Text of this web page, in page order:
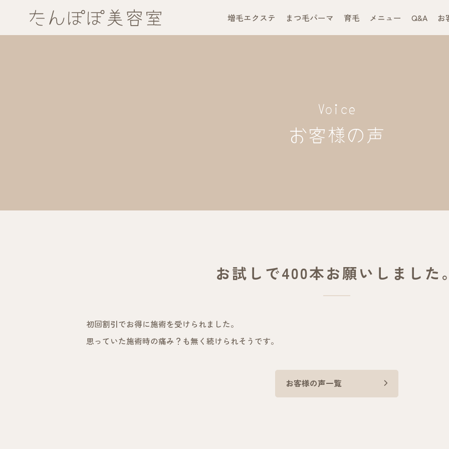
増毛エクステ まつ毛パーマ 育毛 メニュー Q&A お
Voice
お客様の声
お試しで400本お願いしました
初回割引でお得に施術を受けられました。
思っていた施術時の痛み？も無く続けられそうです。
お客様の声一覧